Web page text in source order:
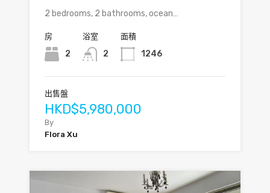
2 bedrooms, 2 bathrooms, ocean…
房
2
浴室
2
面積
1246
出售盤
HKD$5,980,000
By
Flora Xu